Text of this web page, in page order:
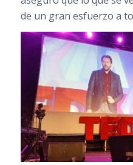
de un gran esfuerzo a